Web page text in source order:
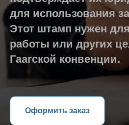
для использования
Этот штамп нужен
работы или других
Гаагской конвенции.
Оформить заказ